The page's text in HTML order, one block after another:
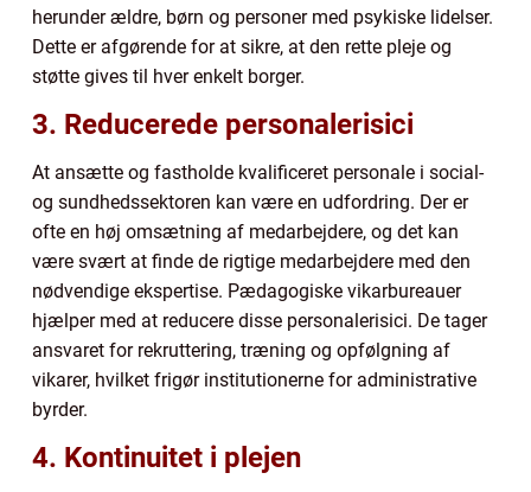
herunder ældre, børn og personer med psykiske lidelser.
Dette er afgørende for at sikre, at den rette pleje og
støtte gives til hver enkelt borger.
3. Reducerede personalerisici
At ansætte og fastholde kvalificeret personale i social-
og sundhedssektoren kan være en udfordring. Der er
ofte en høj omsætning af medarbejdere, og det kan
være svært at finde de rigtige medarbejdere med den
nødvendige ekspertise. Pædagogiske vikarbureauer
hjælper med at reducere disse personalerisici. De tager
ansvaret for rekruttering, træning og opfølgning af
vikarer, hvilket frigør institutionerne for administrative
byrder.
4. Kontinuitet i plejen